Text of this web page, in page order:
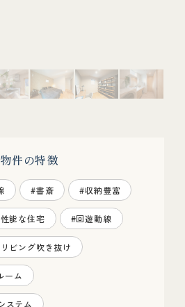
物件の特徴
#書斎 #収納豊富
能な住宅 #回遊動線
ビング吹き抜け
ーム
ステム